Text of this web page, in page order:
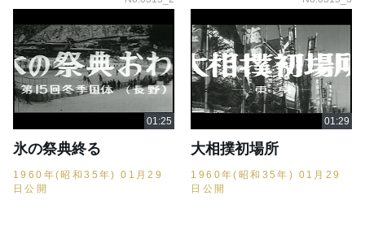
氷の祭典終る
1960年(昭和35年) 01月29
日公開
大相撲初場所
1960年(昭和35年) 01月29
日公開